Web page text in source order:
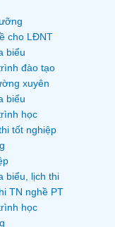
cho LĐNT
biểu
đào tạo
xuyên
biểu
học
tốt nghiệp
biểu, lịch thi
TN nghề PT
học